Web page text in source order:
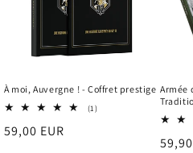
À moi, Auvergne ! - Coffret prestige
(1)1
Prix
59,00 EUR
Armée
Prix